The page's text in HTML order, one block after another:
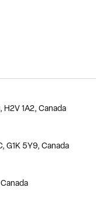
1A2, Canada
G1K 5Y9, Canada